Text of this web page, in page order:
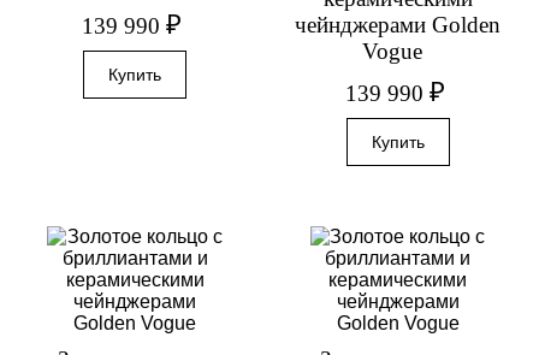
139 990₽
чейнджерами Golden
Vogue
139 990 ₽